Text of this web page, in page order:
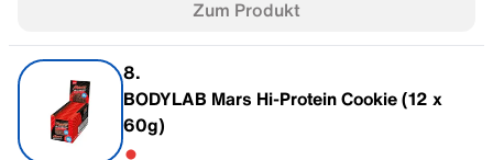
- davon gesättigte Fettsäuren
- davon Zucker
Eiweiß
Zum Produkt
8.
BODYLAB Mars Hi-Protein Cookie (12 x
60g)